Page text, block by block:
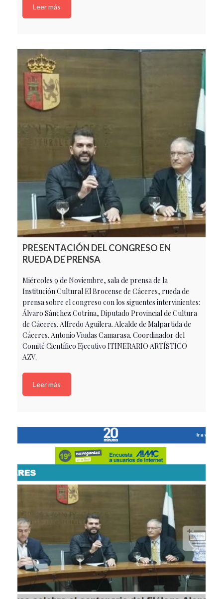
Leer más
PRESENTACIÓN DEL CONGRESO EN
RUEDA DE PRENSA
Miércoles 9 de Noviembre, sala de prensa de la
Institución Cultural El Brocense de Cáceres, rueda de
prensa sobre el congreso con los siguentes intervinientes:
Álvaro Sánchez Cotrina, Diputado Provincial de Cultura
de Cáceres. Alfredo Aguilera. Alcalde de Malpartida de
Cáceres. Antonio Viudas Camarasa. Coordinador del
Comité Científico Ejecutivo ITINERARIO ARTÍSTICO
AZV.
Leer más